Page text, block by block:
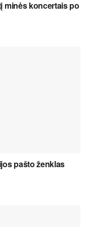
minės koncertais po
pašto ženklas